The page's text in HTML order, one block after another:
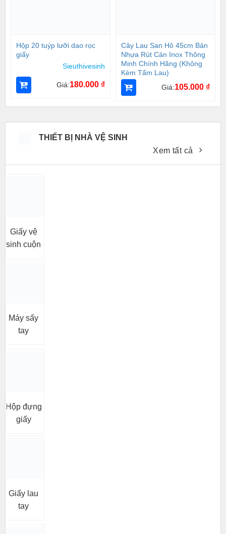
Hộp 20 tuýp lưỡi dao rọc
giấy
Sieuthivesinh
Giá:180.000 ₫
Cây Lau San Hô 45cm Bản
Nhựa Rút Cán Inox Thông
Minh Chính Hãng (Không
Kèm Tấm Lau)
Giá:105.000 ₫
THIẾT BỊ NHÀ VỆ SINH
Xem tất cả
Giấy vệ
sinh cuộn
Máy sấy
tay
Hộp đựng
giấy
Giấy lau
tay